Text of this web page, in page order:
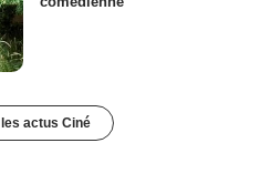
actus Ciné